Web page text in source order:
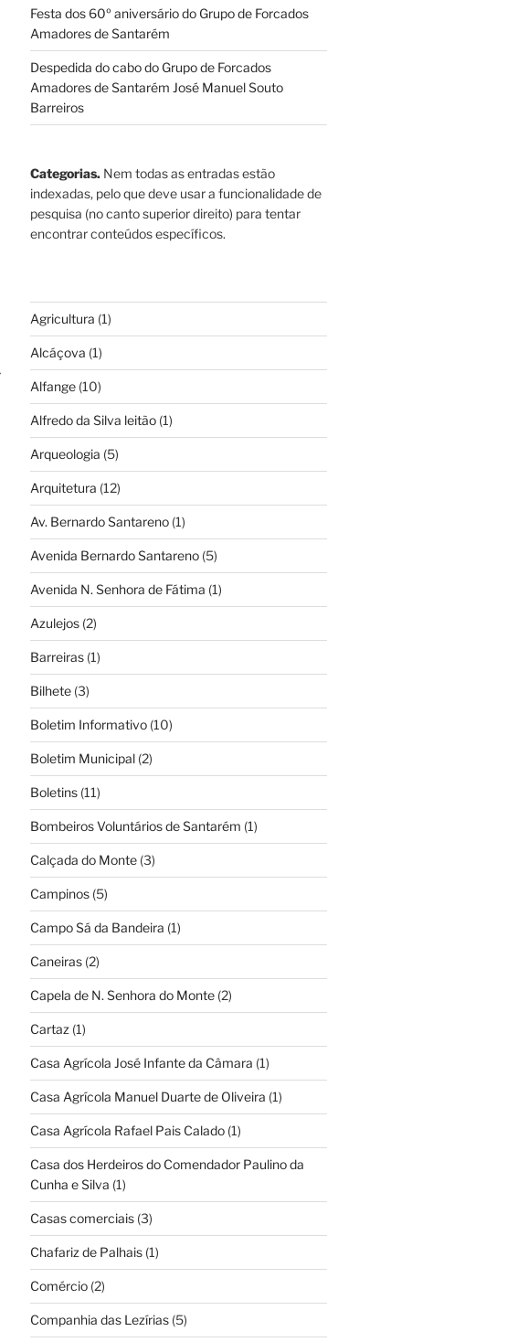
Festa dos 60º aniversário do Grupo de Forcados
Amadores de Santarém
Despedida do cabo do Grupo de Forcados
Amadores de Santarém José Manuel Souto
Barreiros
Categorias.Nem todas as entradas estão
indexadas, pelo que deve usar a funcionalidade de
pesquisa (no canto superior direito) para tentar
encontrar conteúdos específicos.
Agricultura (1)
Alcáçova (1)
Alfange(10)
Alfredo da Silva leitão(1)
Arqueologia (5)
Arquitetura (12)
Av. Bernardo Santareno(1)
Avenida Bernardo Santareno(5)
Avenida N. Senhora de Fátima (1)
Azulejos(2)
Barreiras(1)
Bilhete(3)
Boletim Informativo(10)
Boletim Municipal(2)
Boletins(11)
Bombeiros Voluntários de Santarém (1)
Calçada do Monte(3)
Campinos(5)
Campo Sá da Bandeira (1)
Caneiras(2)
Capela de N. Senhora do Monte(2)
Cartaz (1)
Casa Agrícola José Infante da Câmara (1)
Casa Agrícola Manuel Duarte de Oliveira (1)
Casa Agrícola Rafael Pais Calado(1)
Casa dos Herdeiros do Comendador Paulino da
Cunha e Silva (1)
Casas comerciais(3)
Chafariz de Palhais(1)
Comércio(2)
Companhia das Lezírias(5)